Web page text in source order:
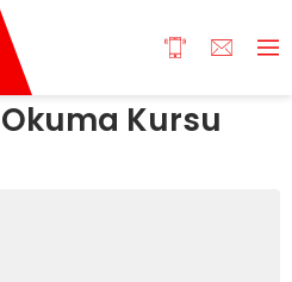
Okuma Kursu